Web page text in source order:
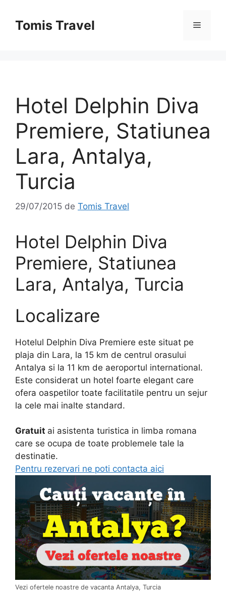
conținutTomis Travel Meniu
Hotel Delphin Diva
Premiere, Statiunea
Lara, Antalya,
Turcia
29/07/2015 de Tomis Travel
Hotel Delphin Diva
Premiere, Statiunea
Lara, Antalya, Turcia
Localizare
Hotelul Delphin Diva Premiere este situat pe
plaja din Lara, la 15 km de centrul orasului
Antalya si la 11 km de aeroportul international.
Este considerat un hotel foarte elegant care
ofera oaspetilor toate facilitatile pentru un sejur
la cele mai inalte standard.
Gratuit ai asistenta turistica in limba romana
care se ocupa de toate problemele tale la
destinatie.
Pentru rezervari ne poti contacta aici
Vezi ofertele noastre de vacanta Antalya, Turcia